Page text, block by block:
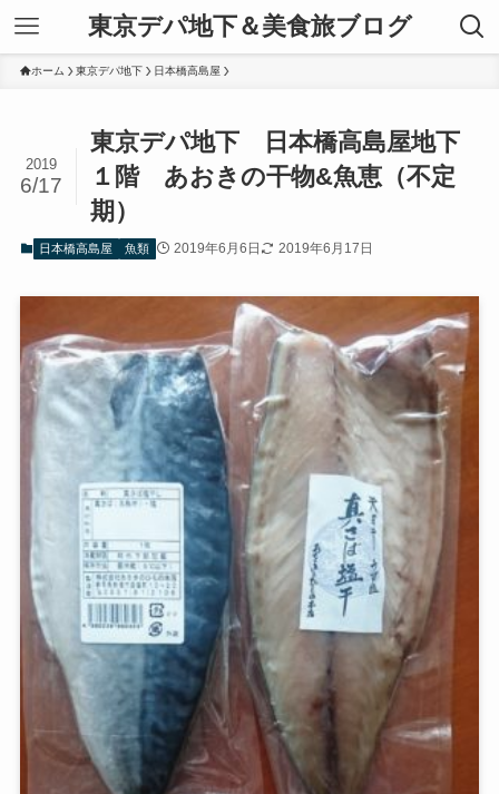
東京デパ地下＆美食旅ブログ
ホーム 東京デパ地下 日本橋高島屋
東京デパ地下 日本橋高島屋地下
１階 あおきの干物&魚恵（不定
期）
2019
6/17
日本橋高島屋 魚類 2019年6月6日 2019年6月17日